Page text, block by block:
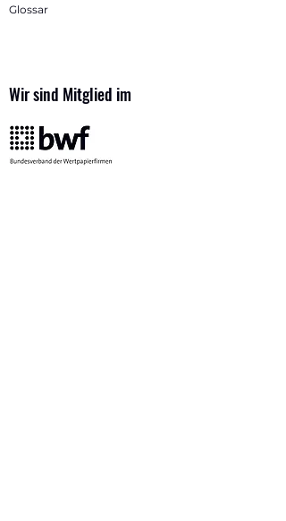
Glossar
Wir sind Mitglied im